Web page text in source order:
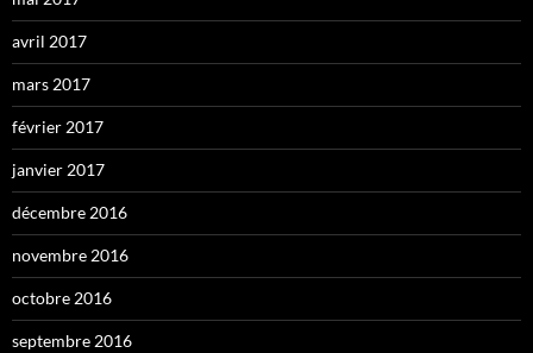
avril 2017
mars 2017
février 2017
janvier 2017
décembre 2016
novembre 2016
octobre 2016
septembre 2016